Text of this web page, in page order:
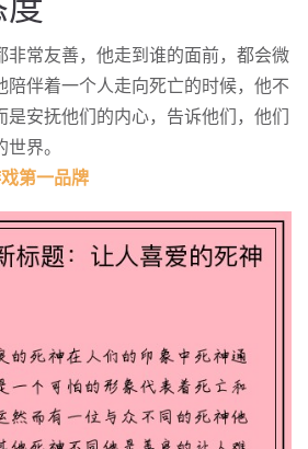
常友善，他走到谁的面前，都会微
伴着一个人走向死亡的时候，他不
安抚他们的内心，告诉他们，他们
界。
第一品牌